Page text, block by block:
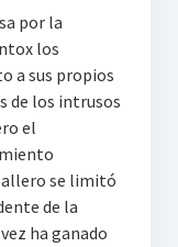
por la
los
a sus propios
de los intrusos
el
se limitó
de la
ha ganado